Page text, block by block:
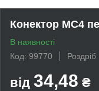
Конектор MC4
В наявності
Код: 99770
Роздріб
від 34,48 ₴